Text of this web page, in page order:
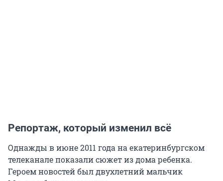
Репортаж, который изменил всё
Однажды в июне 2011 года на екатеринбургском
телеканале показали сюжет из дома ребенка.
Героем новостей был двухлетний мальчик